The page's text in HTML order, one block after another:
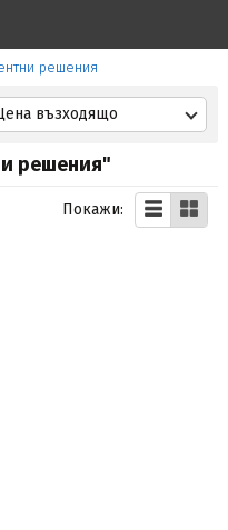
решения
възходящо
решения"
Покажи: